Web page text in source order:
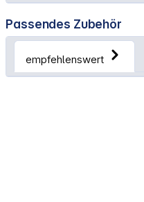
Passendes Zubehör
empfehlenswert